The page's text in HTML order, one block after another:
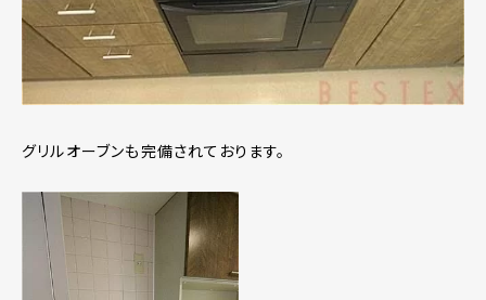
グリルオーブンも完備されております。